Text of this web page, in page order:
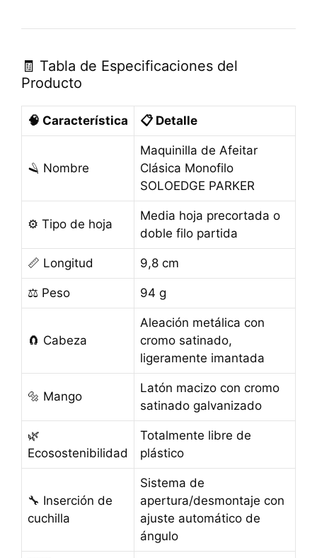
🧾 Tabla de Especificaciones del
Producto
🧠 Característica 📋 Detalle
🪒 Nombre
Maquinilla de Afeitar
Clásica Monofilo
SOLOEDGE PARKER
⚙️ Tipo de hoja
Media hoja precortada o
doble filo partida
📏 Longitud 9,8 cm
⚖️ Peso 94 g
🧲 Cabeza
Aleación metálica con
cromo satinado,
ligeramente imantada
🔩 Mango
Latón macizo con cromo
satinado galvanizado
🌿
Ecosostenibilidad
Totalmente libre de
plástico
🔧 Inserción de
cuchilla
Sistema de
apertura/desmontaje con
ajuste automático de
ángulo